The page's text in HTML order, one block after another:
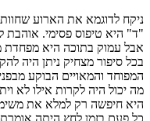
ניקח לדוגמא את הארוע
"ד" היא טיפוס פסימי. אוהבת
אבל עמוק בתוכה היא
בכל סיפור מצחיק ניתן היה
המפוחד והמאויים הבוקע
מה יכול היה לקרות אילו לא
היא חיפשה רק למלא את
כל פעם בזמן לחץ היתה